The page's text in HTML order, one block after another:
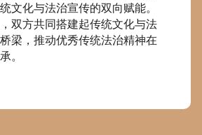
文化与法治宣传的双向赋能。
双方共同搭建起传统文化与法
梁，推动优秀传统法治精神在
。